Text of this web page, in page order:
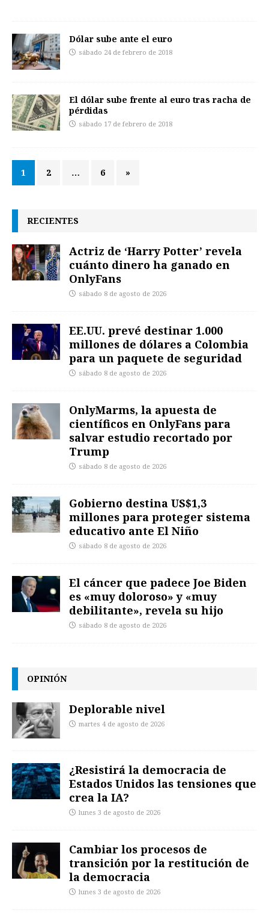
Dólar sube ante el euro
sábado 24 de febrero de 2018
El dólar sube frente al euro tras racha de
pérdidas
sábado 17 de febrero de 2018
1 2 … 6 »
RECIENTES
Actriz de ‘Harry Potter’ revela
cuánto dinero ha ganado en
OnlyFans
sábado 8 de agosto de 2026
EE.UU. prevé destinar 1.000
millones de dólares a Colombia
para un paquete de seguridad
sábado 8 de agosto de 2026
OnlyMarms, la apuesta de
científicos en OnlyFans para
salvar estudio recortado por
Trump
sábado 8 de agosto de 2026
Gobierno destina US$1,3
millones para proteger sistema
educativo ante El Niño
sábado 8 de agosto de 2026
El cáncer que padece Joe Biden
es «muy doloroso» y «muy
debilitante», revela su hijo
sábado 8 de agosto de 2026
OPINIÓN
Deplorable nivel
martes 4 de agosto de 2026
¿Resistirá la democracia de
Estados Unidos las tensiones que
crea la IA?
lunes 3 de agosto de 2026
Cambiar los procesos de
transición por la restitución de
la democracia
lunes 3 de agosto de 2026